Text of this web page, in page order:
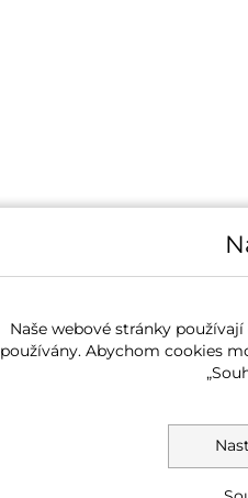
Naše webové stránky
používány. Abychom cookies